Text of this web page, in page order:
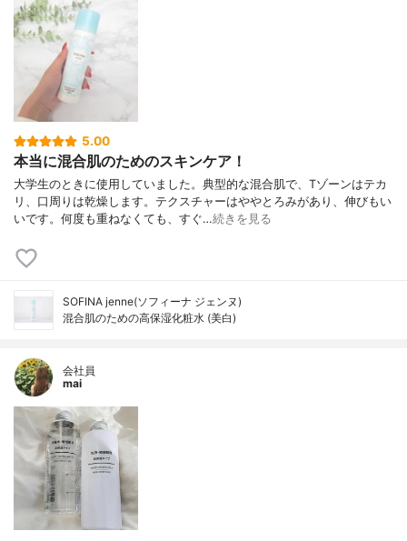
5.00
本当に混合肌のためのスキンケア！
大学生のときに使用していました。典型的な混合肌で、Tゾーンはテカ
リ、口周りは乾燥します。テクスチャーはややとろみがあり、伸びもい
いです。何度も重ねなくても、すぐ…続きを見る
SOFINA jenne(ソフィーナ ジェンヌ)
混合肌のための高保湿化粧水 (美白)
会社員
mai